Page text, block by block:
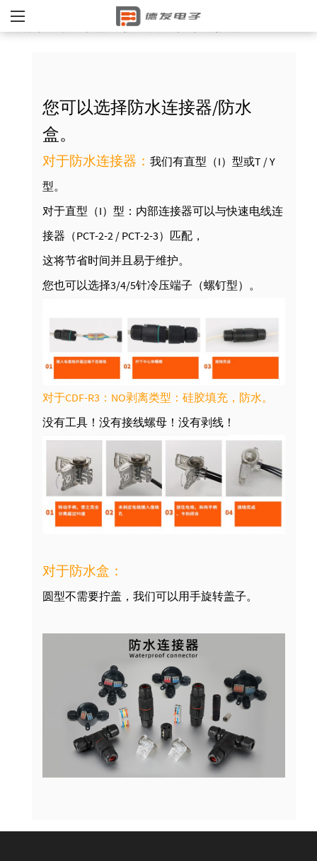
首页 / 接线图
您可以选择防水连接器/防水
盒。
对于防水连接器： 我们有直型（I）型或T / Y
型。
对于直型（I）型：内部连接器可以与快速电线连
接器（PCT-2-2 / PCT-2-3）匹配，
这将节省时间并且易于维护。
您也可以选择3/4/5针冷压端子（螺钉型）。
对于CDF-R3：NO剥离类型：硅胶填充，防水。
没有工具！ 没有接线螺母！没有剥线！
对于防水盒：
圆型不需要拧盖，我们可以用手旋转盖子。